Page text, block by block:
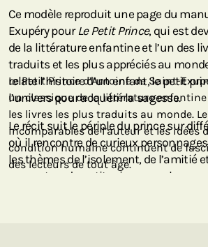
Ce modèle reproduit une page du
Exupéry pour Le Petit Prince, qui est
de la littérature enfantine et l’un des
traduits et les plus appréciés au
relate l’histoire d’un enfant, le petit
l’univers pour acquérir la sagesse.
Le récit suit le périple du prince sur
où il rencontre de curieux
les thèmes de l’isolement, de l’amitié
rencontres du petit prince avec la rose,
Le Petit Prince d’Antoine de Saint-
un classique de la littérature
les livres les plus traduits au monde.
incomparables de l’auteur et les idées
condition humaine continuent de
des lecteurs de tout âge.